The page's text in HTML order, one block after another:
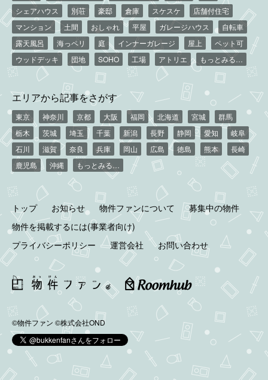
シェアハウス
別荘 豪邸 倉庫 スケスケ
店舗付住宅
マンション
土間 おしゃれ 平屋 ガレージハウス
自転車
露天風呂
海っペリ 庭 インナーガレージ 屋上
ペット可
ウッドデッキ
団地 SOHO 工場 アトリエ もっとみる…
エリアから記事をさがす
東京 神奈川 京都 大阪 福岡 北海道 宮城
群馬
栃木
茨城 埼玉 千葉 新潟 長野 静岡 愛知
岐阜
石川
滋賀 奈良 兵庫 岡山 広島 徳島 熊本
長崎
鹿児島
沖縄 もっとみる…
トップ お知らせ 物件ファンについて
募集中の物件
物件を掲載するには(事業者向け)
プライバシーポリシー
運営会社 お問い合わせ
©物件ファン ©株式会社OND